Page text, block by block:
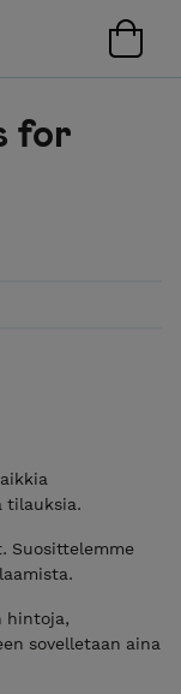
for
tilauksia.
Suosittelemme
hintoja,
sovelletaan aina